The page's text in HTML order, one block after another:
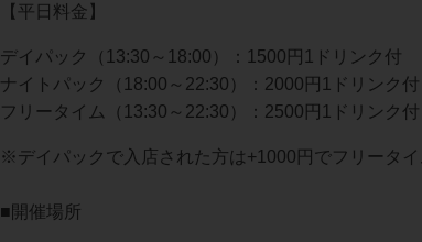
【平日料金】
デイパック（13:30～18:00）：1500円1ドリンク付
ナイトパック（18:00～22:30）：2000円1ドリンク付
フリータイム（13:30～22:30）：2500円1ドリンク付
※デイパックで入店された方は+1000円でフリータ
■開催場所